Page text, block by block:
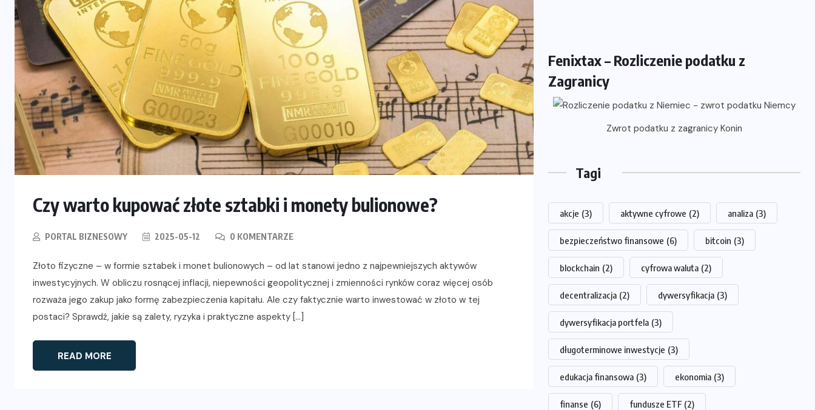
Czy warto kupować złote sztabki i monety bulionowe?
PORTAL BIZNESOWY 2025-05-12 0 KOMENTARZE
Złoto fizyczne – w formie sztabek i monet bulionowych – od lat stanowi jedno z najpewniejszych aktywów
inwestycyjnych. W obliczu rosnącej inflacji, niepewności geopolitycznej i zmienności rynków coraz więcej osób
rozważa jego zakup jako formę zabezpieczenia kapitału. Ale czy faktycznie warto inwestować w złoto w tej
postaci? Sprawdź, jakie są zalety, ryzyka i praktyczne aspekty […]
READ MORE
Fenixtax – Rozliczenie podatku z
Zagranicy
Zwrot podatku z zagranicy Konin
Tagi
akcje (3) aktywne cyfrowe (2) analiza (3)
bezpieczeństwo finansowe (6) bitcoin (3)
blockchain (2) cyfrowa waluta (2)
decentralizacja (2) dywersyfikacja (3)
dywersyfikacja portfela (3)
długoterminowe inwestycje (3)
edukacja finansowa (3) ekonomia (3)
finanse (6) fundusze ETF (2)